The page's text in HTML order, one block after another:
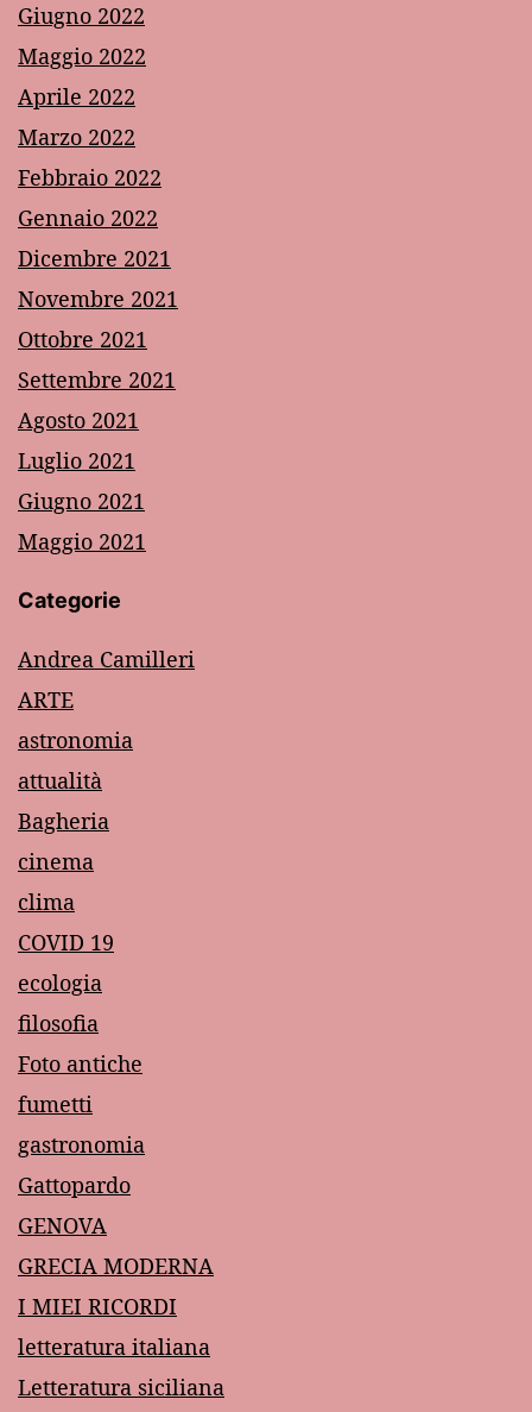
Giugno 2022
Maggio 2022
Aprile 2022
Marzo 2022
Febbraio 2022
Gennaio 2022
Dicembre 2021
Novembre 2021
Ottobre 2021
Settembre 2021
Agosto 2021
Luglio 2021
Giugno 2021
Maggio 2021
Categorie
Andrea Camilleri
ARTE
astronomia
attualità
Bagheria
cinema
clima
COVID 19
ecologia
filosofia
Foto antiche
fumetti
gastronomia
Gattopardo
GENOVA
GRECIA MODERNA
I MIEI RICORDI
letteratura italiana
Letteratura siciliana